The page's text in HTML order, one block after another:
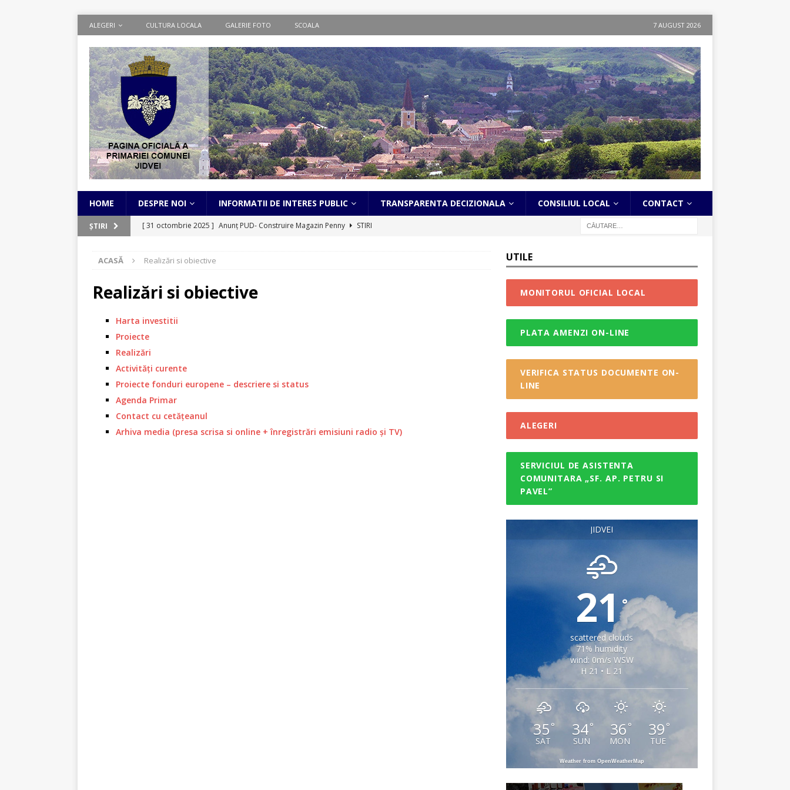
ALEGERI CULTURA LOCALA GALERIE FOTO SCOALA 7 AUGUST 2026
HOME DESPRE NOI INFORMATII DE INTERES PUBLIC TRANSPARENTA DECIZIONALA CONSILIUL LOCAL CONTACT
ȘTIRI [ 31 octombrie 2025 ] Anunț PUD- Construire Magazin Penny
STIRI
[ 12 august 2025 ] Chestionar actualizare Plan Urbanistic General
[ 7 august 2025 ]
Informații Carte de Identitate Electronică
[ 27 iunie 2025 ]
[ 14 iunie 2025 ]
[ 29 mai 2025 ] Ziua Eroilor
STIRI
[ 24 noiembrie 2025 ]
ACASĂ Realizări si obiective
Realizări si obiective
Harta investitii
Proiecte
Realizări
Activități curente
Proiecte fonduri europene – descriere si status
Agenda Primar
Contact cu cetățeanul
Arhiva media (presa scrisa si online + înregistrări emisiuni radio și TV)
UTILE
MONITORUL OFICIAL LOCAL
PLATA AMENZI ON-LINE
VERIFICA STATUS DOCUMENTE ON-
LINE
ALEGERI
SERVICIUL DE ASISTENTA
COMUNITARA „SF. AP. PETRU SI
PAVEL”
JIDVEI
21°
scattered clouds
71% humidity
wind: 0m/s WSW
H 21 • L 21
35 °
SAT
34°
SUN
36 °
MON
39 °
TUE
Weather from OpenWeatherMap